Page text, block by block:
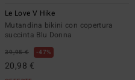
Le Love V Hike
Mutandina bikini con copertura
succinta Blu Donna
39,95 € 47%
20,98 €